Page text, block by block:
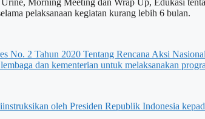
Urine, Morning Meeting dan Wrap Up, Edukasi
pelaksanaan kegiatan kurang lebih 6 bulan.
No. 2 Tahun 2020 Tentang Rencana Aksi
dan kementerian untuk melaksanakan
oleh Presiden Republik Indonesia